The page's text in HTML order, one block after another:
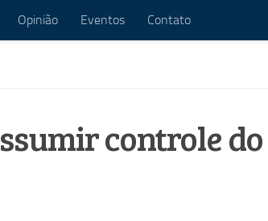
Opinião Eventos Contato
controle do